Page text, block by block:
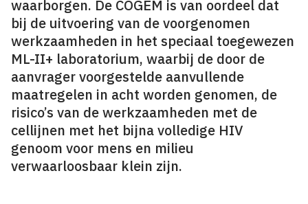
waarborgen. De COGEM is van oordeel dat
bij de uitvoering van de voorgenomen
werkzaamheden in het speciaal toegewezen
ML-II+ laboratorium, waarbij de door de
aanvrager voorgestelde aanvullende
maatregelen in acht worden genomen, de
risico’s van de werkzaamheden met de
cellijnen met het bijna volledige HIV
genoom voor mens en milieu
verwaarloosbaar klein zijn.